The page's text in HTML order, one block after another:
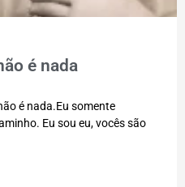
é nada
é nada.Eu somente
Eu sou eu, vocês são